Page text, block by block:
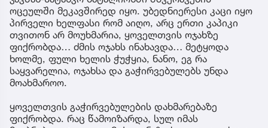
ოცეულში მეკავშირედ იყო. უბედნიერესი კაცი იყო
პირველი ხელფასი რომ აიღო, არც ერთი კაპიკი
თვითონ არ მოუხმარია, ყოველთვის ოჯახზე
ფიქრობდა… ძმის ოჯახს ინახავდა… მეტყოდა
ხოლმე, ფული ხელის ჭუჭყია, ნანო, ეგ რა
საყვარელია, ოჯახსა და გაჭირვებულებს უნდა
მოახმაროო.
ყოველთვის გაჭირვებულების დახმარებაზე
ფიქრობდა. რაც წამოიზარდა, სულ იმას